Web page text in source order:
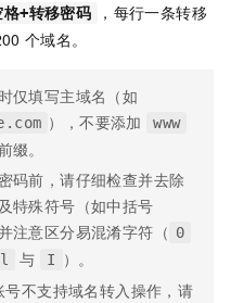
+转移密码
，每行一条转移
个域名。
仅填写主域名（如
），不要添加 www
缀。
码前，请仔细检查并去除
特殊符号（如中括号
注意区分易混淆字符（ 0
l 与 I
）。
号不支持域名转入操作，请